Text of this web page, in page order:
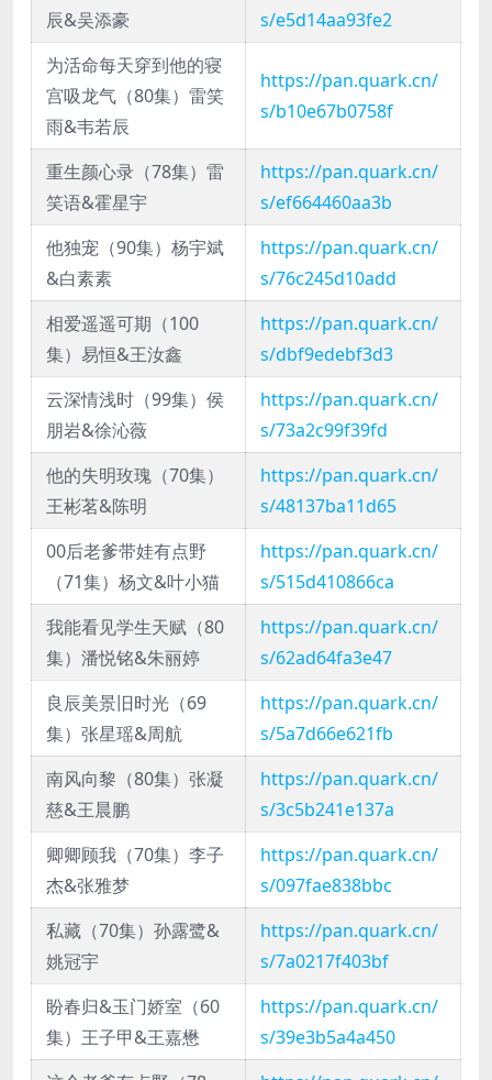
辰&吴添豪
s/e5d14aa93fe2
为活命每天穿到他的寝
宫吸龙气（80集）雷笑
雨&韦若辰
https://pan.quark.cn/
s/b10e67b0758f
重生颜心录（78集）雷
笑语&霍星宇
https://pan.quark.cn/
s/ef664460aa3b
他独宠（90集）杨宇斌
&白素素
https://pan.quark.cn/
s/76c245d10add
相爱遥遥可期（100
集）易恒&王汝鑫
https://pan.quark.cn/
s/dbf9edebf3d3
云深情浅时（99集）侯
朋岩&徐沁薇
https://pan.quark.cn/
s/73a2c99f39fd
他的失明玫瑰（70集）
王彬茗&陈明
https://pan.quark.cn/
s/48137ba11d65
00后老爹带娃有点野
（71集）杨文&叶小猫
https://pan.quark.cn/
s/515d410866ca
我能看见学生天赋（80
集）潘悦铭&朱丽婷
https://pan.quark.cn/
s/62ad64fa3e47
良辰美景旧时光（69
集）张星瑶&周航
https://pan.quark.cn/
s/5a7d66e621fb
南风向黎（80集）张凝
慈&王晨鹏
https://pan.quark.cn/
s/3c5b241e137a
卿卿顾我（70集）李子
杰&张雅梦
https://pan.quark.cn/
s/097fae838bbc
私藏（70集）孙露鹭&
姚冠宇
https://pan.quark.cn/
s/7a0217f403bf
盼春归&玉门娇室（60
集）王子甲&王嘉懋
https://pan.quark.cn/
s/39e3b5a4a450